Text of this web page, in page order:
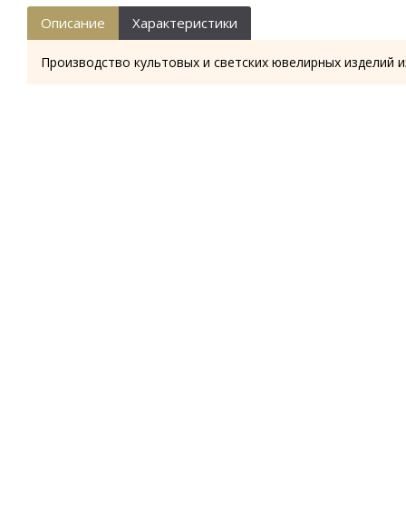
Описание Характеристики
Производство культовых и светских ювелирных изделий